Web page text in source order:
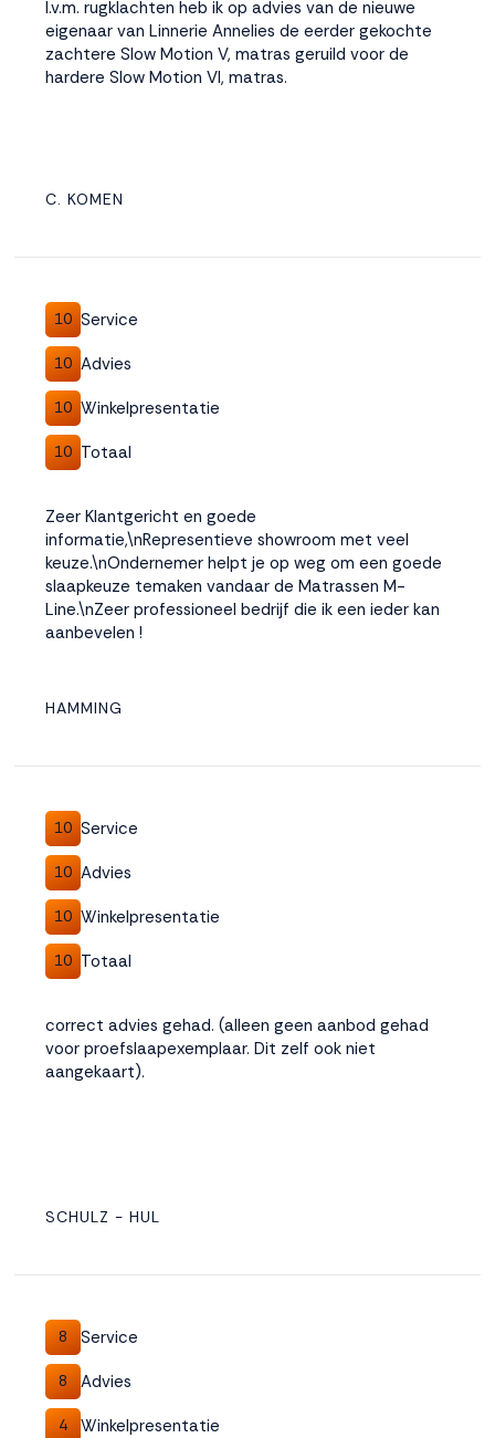
I.v.m. rugklachten heb ik op advies van de nieuwe
eigenaar van Linnerie Annelies de eerder gekochte
zachtere Slow Motion V, matras geruild voor de
hardere Slow Motion VI, matras.
C. KOMEN
10 Service
10 Advies
10 Winkelpresentatie
10 Totaal
Zeer Klantgericht en goede
informatie,\nRepresentieve showroom met veel
keuze.\nOndernemer helpt je op weg om een goede
slaapkeuze temaken vandaar de Matrassen M-
Line.\nZeer professioneel bedrijf die ik een ieder kan
aanbevelen !
HAMMING
10 Service
10 Advies
10 Winkelpresentatie
10 Totaal
correct advies gehad. (alleen geen aanbod gehad
voor proefslaapexemplaar. Dit zelf ook niet
aangekaart).
SCHULZ - HUL
8 Service
8 Advies
4 Winkelpresentatie